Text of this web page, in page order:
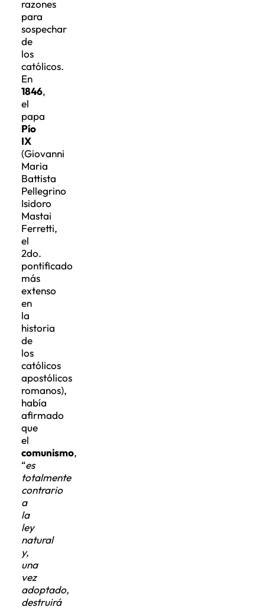
razones
para
sospechar
de
los
católicos.
En
1846,
el
papa
Pío
IX
(Giovanni
Maria
Battista
Pellegrino
Isidoro
Mastai
Ferretti,
el
2do.
pontificado
más
extenso
en
la
historia
de
los
católicos
apostólicos
romanos),
había
afirmado
que
el
comunismo,
“es
totalmente
contrario
a
la
ley
natural
y,
una
vez
adoptado,
destruirá